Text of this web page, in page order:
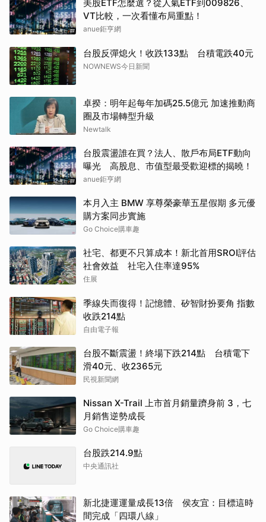
美股ETF怎麼選？從人氣ETF到009826、
VT比較，一次看懂布局重點！
anue鉅亨網
台股反彈熄火！收跌133點 台積電跌40元
NOWNEWS今日新聞
卓揆：明年起每年加碼25.5億元 加速推動商
圈及市場轉型升級
Newtalk
台股震盪誰在買？法人、散戶布局ETF動向
曝光 高股息、市值型最受歡迎標的揭曉！
anue鉅亨網
本月入主 BMW 享尊榮豪華五星假期 多元優
購方案同步實施
Go Choice購車趣
社宅、都更不只算成本！新北首用SROI評估
社會效益 社宅入住率達95%
住展
季線失而復得！記憶體、矽智財扮要角 指數
收跌214點
自由電子報
台股不斷震盪！終場下跌214點 台積電下
滑40元、收2365元
民視新聞網
Nissan X-Trail 上市首月銷量躋身前 3，七
月銷售逆勢成長
Go Choice購車趣
台股跌214.9點
中央通訊社
新北捷運運量成長13倍 侯友宜：目標這時
間完成「四環八線」